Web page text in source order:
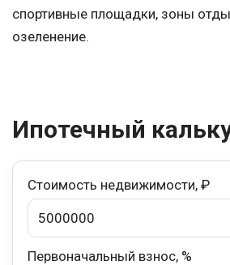
спортивные площадки, зоны
озеленение.
Ипотечный
Стоимость недвижимости, ₽
Первоначальный взнос, %